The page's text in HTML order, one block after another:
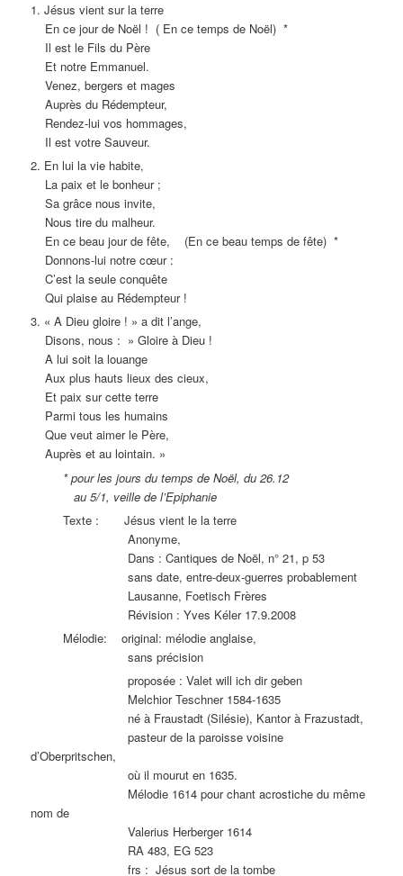
1. Jésus vient sur la terre
En ce jour de Noël ! ( En ce temps de Noël) *
Il est le Fils du Père
Et notre Emmanuel.
Venez, bergers et mages
Auprès du Rédempteur,
Rendez-lui vos hommages,
Il est votre Sauveur.
2. En lui la vie habite,
La paix et le bonheur ;
Sa grâce nous invite,
Nous tire du malheur.
En ce beau jour de fête, (En ce beau temps de fête) *
Donnons-lui notre cœur :
C’est la seule conquête
Qui plaise au Rédempteur !
3. « A Dieu gloire ! » a dit l’ange,
Disons, nous : » Gloire à Dieu !
A lui soit la louange
Aux plus hauts lieux des cieux,
Et paix sur cette terre
Parmi tous les humains
Que veut aimer le Père,
Auprès et au lointain. »
* pour les jours du temps de Noël, du 26.12
au 5/1, veille de l’Epiphanie
Texte : Jésus vient le la terre
Anonyme,
Dans : Cantiques de Noël, n° 21, p 53
sans date, entre-deux-guerres probablement
Lausanne, Foetisch Frères
Révision : Yves Kéler 17.9.2008
Mélodie: original: mélodie anglaise,
sans précision
proposée : Valet will ich dir geben
Melchior Teschner 1584-1635
né à Fraustadt (Silésie), Kantor à Frazustadt,
pasteur de la paroisse voisine
d’Oberpritschen,
où il mourut en 1635.
Mélodie 1614 pour chant acrostiche du même
nom de
Valerius Herberger 1614
RA 483, EG 523
frs : Jésus sort de la tombe